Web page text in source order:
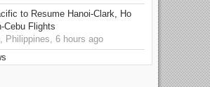
to Resume Hanoi-Clark, Ho
Cebu Flights
Philippines, 6 hours ago